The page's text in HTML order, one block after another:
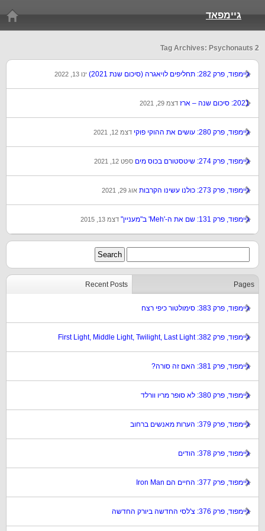
גיימפאד
Tag Archives: Psychonauts 2
גיימפוד, פרק 282: תחליפים לויאגרה (סיכום שנת 2021) ינו 13, 2022
2021: סיכום שנה – ארז דצמ 29, 2021
גיימפוד, פרק 280: עושים את ההוקי פוקי דצמ 12, 2021
גיימפוד, פרק 274: שיטסטורם בכוס מים ספט 12, 2021
גיימפוד, פרק 273: כולנו עשינו הקרבות אוג 29, 2021
גיימפוד, פרק 131: שם את ה-'Meh' ב"מעניין" דצמ 13, 2015
Recent Posts Pages
גיימפוד, פרק 383: סימולטור כיפי רצח
גיימפוד, פרק 382: First Light, Middle Light, Twilight, Last Light
גיימפוד, פרק 381: האם זה סורה?
גיימפוד, פרק 380: לא סופר מריו וורלד
גיימפוד, פרק 379: הערות מאנשים ברחוב
גיימפוד, פרק 378: הודים
גיימפוד, פרק 377: החיים הם Iron Man
גיימפוד, פרק 376: צ'לסי החדשה ביורק החדשה